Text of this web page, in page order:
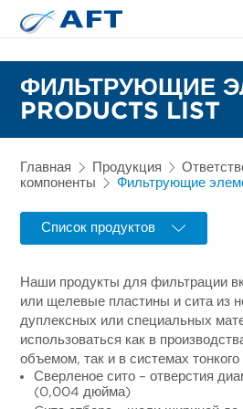
ФИЛЬТРУЮЩИЕ
PRODUCTS LIST
Главная Продукция
компоненты
Фильтрующие
Список продуктов
Наши продукты для фильтрации
или щелевые пластины и сита из
дуплексных или специальных
использоваться как в
объемом, так и в системах
Сверленое сито – отверстия
(0,004 дюйма)